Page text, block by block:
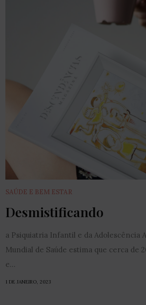
SAÚDE E BEM ESTAR
Desmistificando
a Psiquiatria Infantil e da Adolescência
Mundial de Saúde estima que cerca de
e...
1 DE JANEIRO, 2023